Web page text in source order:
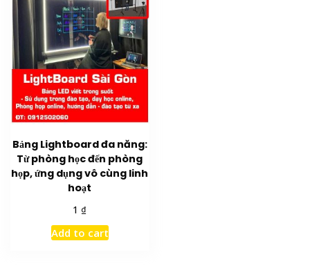
Bảng Lightboard đa năng:
Từ phòng học đến phòng
họp, ứng dụng vô cùng linh
hoạt
1 ₫
Add to cart